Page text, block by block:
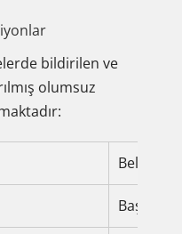
bildirilen ve
olumsuz
Baş